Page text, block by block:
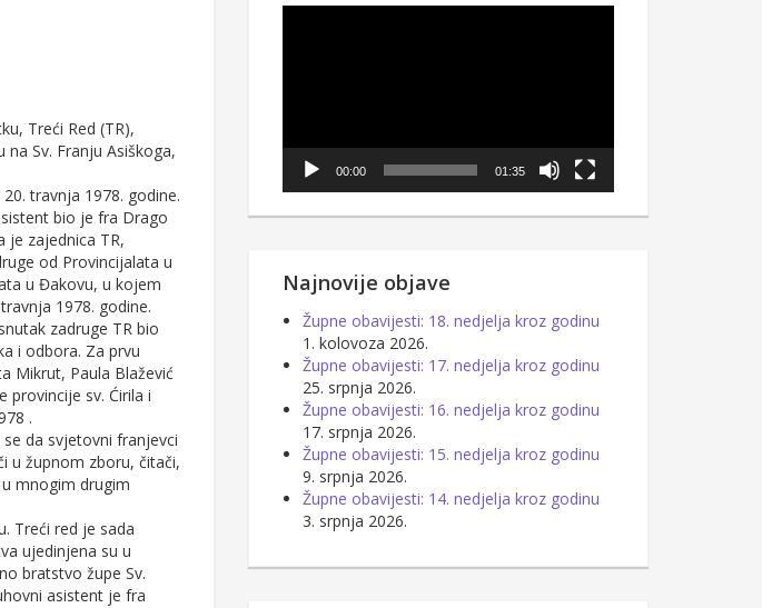
Treći Red (TR),
Sv. Franju Asiškoga,
travnja 1978. godine.
bio je fra Drago
je zajednica TR,
od Provincijalata u
u Đakovu, u kojem
1978. godine.
zadruge TR bio
i odbora. Za prvu
Mikrut, Paula Blažević
provincije sv. Ćirila i
.
da svjetovni franjevci
u župnom zboru, čitači,
mnogim drugim
Treći red je sada
ujedinjena su u
bratstvo župe Sv.
asistent je fra
00:00 01:35
Najnovije objave
Župne obavijesti: 18. nedjelja kroz godinu
1. kolovoza 2026.
Župne obavijesti: 17. nedjelja kroz godinu
25. srpnja 2026.
Župne obavijesti: 16. nedjelja kroz godinu
17. srpnja 2026.
Župne obavijesti: 15. nedjelja kroz godinu
9. srpnja 2026.
Župne obavijesti: 14. nedjelja kroz godinu
3. srpnja 2026.